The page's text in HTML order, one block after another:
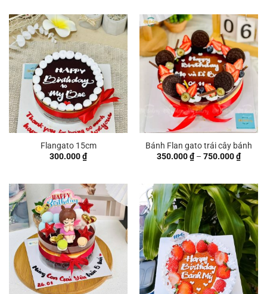
đến
Flangato 15cm
300.000₫
Bánh Flan gato trái cây bánh
350.000₫ – 750.000₫
giá:
đến